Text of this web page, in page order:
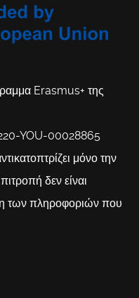
Erasmus+ της
YOU-00028865
μόνο την
δεν είναι
των πληροφοριών που